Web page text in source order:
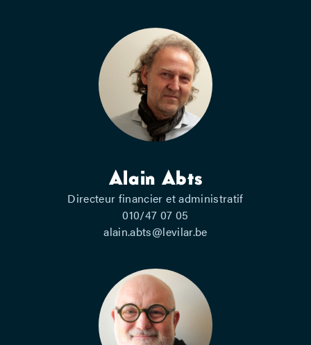
Alain Abts
Directeur financier et administratif
010/47 07 05
alain.abts@levilar.be